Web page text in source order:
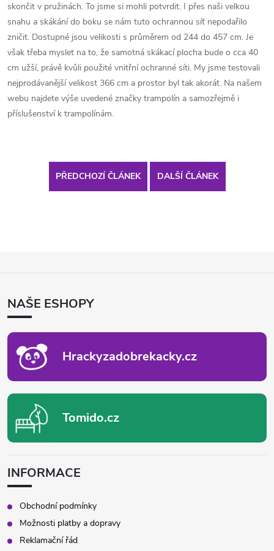
skončit v pružinách. To jsme si mohli potvrdit. I přes naši velkou
snahu a skákání do boku se nám tuto ochrannou síť nepodařilo
zničit. Dostupné jsou velikosti s průměrem od 244 do 457 cm. Je
však třeba myslet na to, že samotná skákací plocha bude o cca 40
cm užší, právě kvůli použité vnitřní ochranné síti. My jsme testovali
nejprodávanější velikost 366 cm a prostor byl tak akorát. Na našem
webu najdete výše uvedené značky trampolín a samozřejmě i
příslušenství k trampolínám.
PŘEDCHOZÍ ČLÁNEK DALŠÍ ČLÁNEK
ANAŠE ESHOPY
Hrackyzadobrekacky.cz
Tomido.cz
INFORMACE
Obchodní podmínky
Možnosti platby a dopravy
Reklamační řád